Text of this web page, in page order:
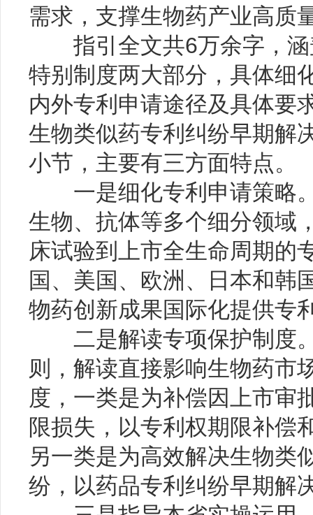
需求，支撑生物药产业高质
指引全文共6万余字，涵
特别制度两大部分，具体细
内外专利申请途径及具体要
生物类似药专利纠纷早期解
小节，主要有三方面特点。
一是细化专利申请策略
生物、抗体等多个细分领域
床试验到上市全生命周期的
国、美国、欧洲、日本和韩
物药创新成果国际化提供专
二是解读专项保护制度
则，解读直接影响生物药市
度，一类是为补偿因上市审
限损失，以专利权期限补偿
另一类是为高效解决生物类
纷，以药品专利纠纷早期解